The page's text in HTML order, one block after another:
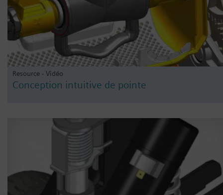
Resource - Vidéo
Conception intuitive de pointe